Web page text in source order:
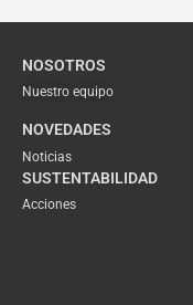
NOSOTROS
Nuestro equipo
NOVEDADES
Noticias
SUSTENTABILIDAD
Acciones